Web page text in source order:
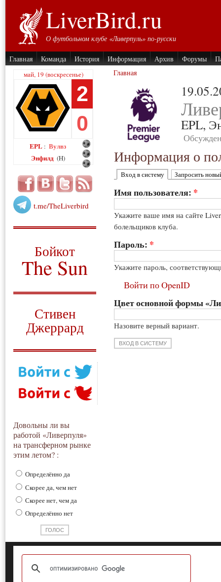
LiverBird.ru
О футбольном клубе «Ливерпуль» по-русски
Главная Команда История Информация Архив Форумы
май, 19 (воскресенье)
2
0
EPL : Вулвз
Энфилд (H)
t.me/TheLiverbird
Бойкот
The Sun
Стивен
Джеррард
Довольны ли вы
работой «Ливерпуля»
на трансферном рынке
этим летом? :
Определённо да
Скорее да, чем нет
Скорее нет, чем да
Определённо нет
Главная
EPL,
Информация о
Вход в систему Запросить
Имя пользователя: *
Укажите ваше имя на сайте
болельщиков клуба.
Пароль: *
Укажите пароль,
Войти по OpenID
Цвет основной формы
Назовите верный вариант.